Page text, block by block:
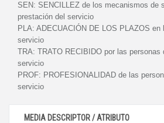
SEN: SENCILLEZ de los mecanismos de
prestación del servicio
PLA: ADECUACIÓN DE LOS PLAZOS en
servicio
TRA: TRATO RECIBIDO por las personas
servicio
PROF: PROFESIONALIDAD de las
servicio
MEDIA DESCRIPTOR / ATRIBUTO